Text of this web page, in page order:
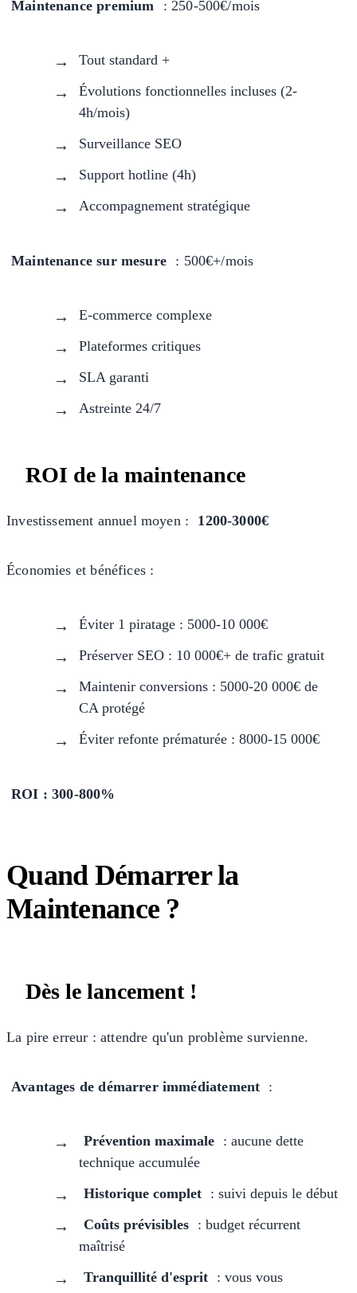
Maintenance premium : 250-500€/mois
Tout standard +
Évolutions fonctionnelles incluses (2-
4h/mois)
Surveillance SEO
Support hotline (4h)
Accompagnement stratégique
Maintenance sur mesure : 500€+/mois
E-commerce complexe
Plateformes critiques
SLA garanti
Astreinte 24/7
ROI de la maintenance
Investissement annuel moyen : 1200-3000€
Économies et bénéfices :
Éviter 1 piratage : 5000-10 000€
Préserver SEO : 10 000€+ de trafic gratuit
Maintenir conversions : 5000-20 000€ de
CA protégé
Éviter refonte prématurée : 8000-15 000€
ROI : 300-800%
Quand Démarrer la
Maintenance ?
Dès le lancement !
La pire erreur : attendre qu'un problème survienne.
Avantages de démarrer immédiatement :
Prévention maximale : aucune dette
technique accumulée
Historique complet : suivi depuis le début
Coûts prévisibles : budget récurrent
maîtrisé
Tranquillité d'esprit : vous vous